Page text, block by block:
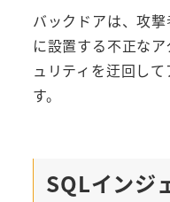
バックドアは、攻
に設置する不正な
ュリティを迂回し
す。
SQLインジ